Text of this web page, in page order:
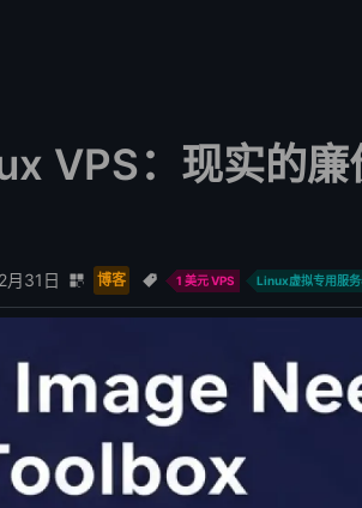
VPS：现实的
月31日 博客 1 美元 VPS Linux虚拟专用服